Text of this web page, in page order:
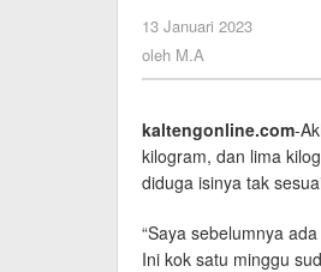
13 Januari 2023
oleh M.A
kaltengonline.com-
kilogram, dan lima
diduga isinya tak
“Saya sebelumnya
Ini kok satu minggu